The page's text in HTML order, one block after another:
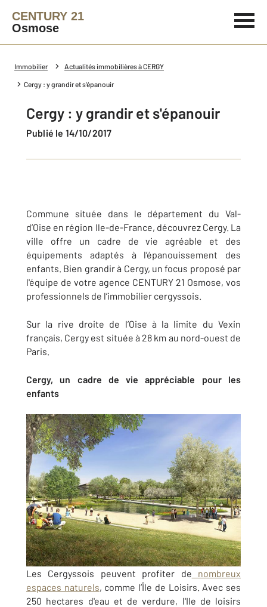
CENTURY 21
Osmose
Immobilier Actualités immobilières à CERGY
Cergy : y grandir et s'épanouir
Cergy : y grandir et s'épanouir
Publié le 14/10/2017
Commune située dans le département du Val-
d’Oise en région Ile-de-France, découvrez Cergy. La
ville offre un cadre de vie agréable et des
équipements adaptés à l’épanouissement des
enfants. Bien grandir à Cergy, un focus proposé par
l'équipe de votre agence CENTURY 21 Osmose, vos
professionnels de l’immobilier cergyssois.
Sur la rive droite de l’Oise à la limite du Vexin
français, Cergy est située à 28 km au nord-ouest de
Paris.
Cergy, un cadre de vie appréciable pour les
enfants
Les Cergyssois peuvent profiter de nombreux
espaces naturels, comme l’Île de Loisirs. Avec ses
250 hectares d'eau et de verdure, l'Ile de loisirs